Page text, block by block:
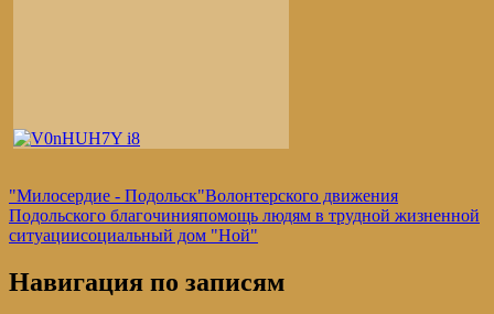
"Милосердие - Подольск"Волонтерского движения
Подольского благочинияпомощь людям в трудной жизненной
ситуациисоциальный дом "Ной"
Навигация по записям